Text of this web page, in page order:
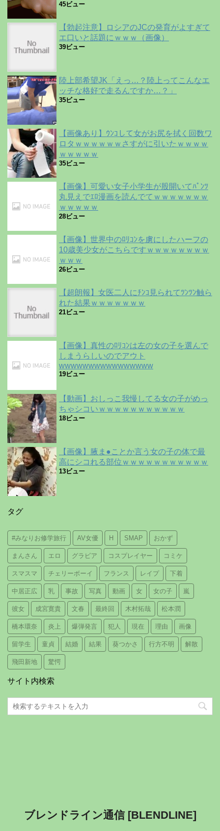
45ビュー
【勃起注意】ロシアのJCの発育がよすぎて
エ口いと話題にｗｗｗ（画像）
39ビュー
陸上部希望JK「えっ…？陸上ってこんなエ
ッチな格好で走るんですか…？」
35ビュー
【画像あり】ｳﾝｺして女がお尻を拭く回数ワ
ロタｗｗｗｗｗｗさすがに引いたｗｗｗｗ
ｗｗｗｗｗ
35ビュー
【画像】可愛い女子小学生が股開いてﾊﾟﾝﾂ
丸見えでｴﾛ漫画を読んでてｗｗｗｗｗｗｗ
ｗｗｗｗｗ
28ビュー
【画像】世界中のﾛﾘｺﾝを虜にしたハーフの
10歳美少女がこちらですｗｗｗｗｗｗｗｗ
ｗｗｗ
26ビュー
【超朗報】女医二人にﾁﾝｺ見られてﾂﾝﾂﾝ触ら
れた結果ｗｗｗｗｗｗｗ
21ビュー
【画像】真性のﾛﾘｺﾝは左の女の子を選んで
しまうらしいのでアウト
wwwwwwwwwwwwwwww
19ビュー
【動画】おしっこ我慢してる女の子がめっ
ちゃシコいｗｗｗｗｗｗｗｗｗｗｗ
18ビュー
【画像】腋ま●ことか言う女の子の体で最
高にシコれる部位ｗｗｗｗｗｗｗｗｗｗｗ
13ビュー
タグ
#みなりお修学旅行 AV女優 H SMAP おかず
まんさん エロ グラビア コスプレイヤー コミケ
スマスマ チェリーボーイ フランス レイプ 下着
中居正広 乳 事故 写真 動画 女 女の子 嵐
彼女 成宮寛貴 文春 最終回 木村拓哉 松本潤
橋本環奈 炎上 爆弾発言 犯人 現在 理由 画像
留学生 童貞 結婚 結果 葵つかさ 行方不明 解散
飛田新地 驚愕
サイト内検索
ブレンドライン通信 [BLENDLINE]